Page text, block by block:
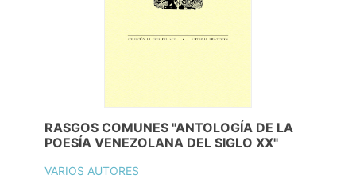
RASGOS COMUNES "ANTOLOGÍA DE LA
POESÍA VENEZOLANA DEL SIGLO XX"
VARIOS AUTORES